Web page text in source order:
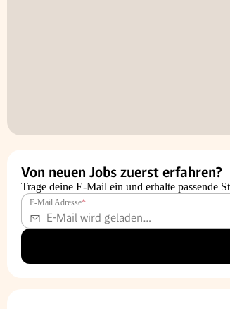
Von neuen Jobs zuerst erfahren?
Trage deine E-Mail ein und erhalte passende
E-Mail Adresse*